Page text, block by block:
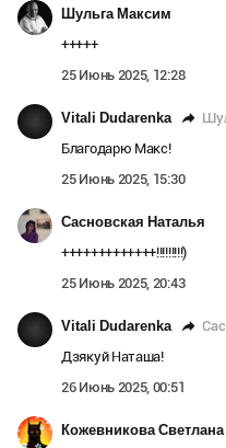
Шульга Максим
+++++
25 Июнь 2025, 12:28
Vitali Dudarenka
Благодарю Макс!
25 Июнь 2025, 15:30
Сасновская Наталья
+++++++++++++!!!!!!!!!)
25 Июнь 2025, 20:43
Vitali Dudarenka
Дзякуй Наташа!
26 Июнь 2025, 00:51
Кожевникова